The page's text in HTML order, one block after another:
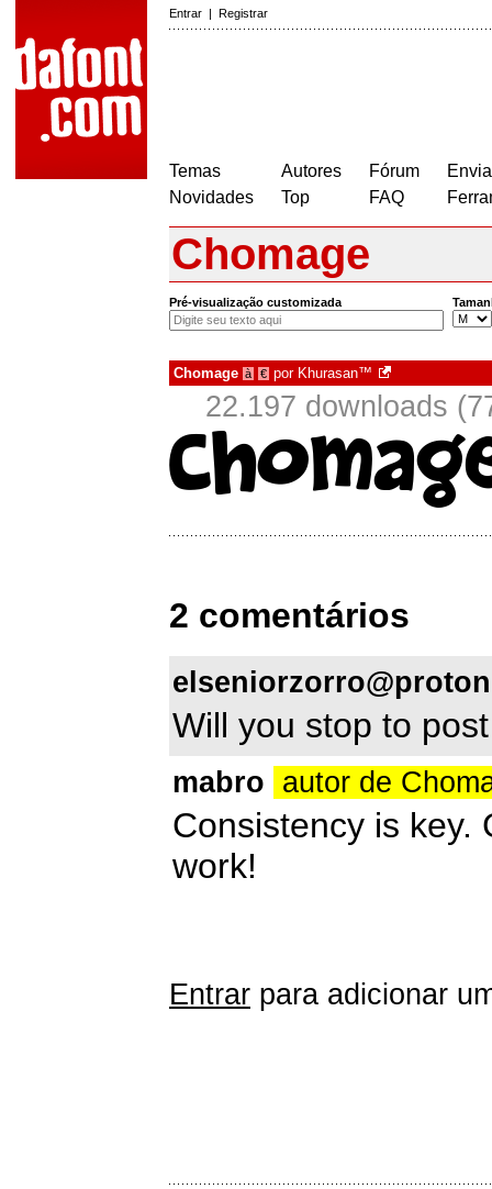
Entrar | Registrar
Temas
Novidades
Autores
Top
Fórum
FAQ
Chomage
Pré-visualização customizada
Chomage à € por Khurasan™
22.197 downloads
2 comentários
Will you stop to
mabro autor de
Consistency is key.
work!
Entrar para adicionar